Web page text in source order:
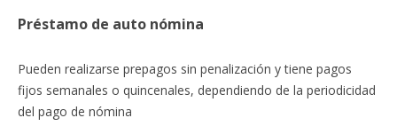
Préstamo de auto nómina
Pueden realizarse prepagos sin penalización y tiene pagos
fijos semanales o quincenales, dependiendo de la periodicidad
del pago de nómina